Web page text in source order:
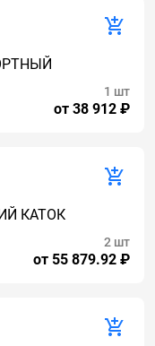
от 38 912 ₽
1 шт
КАТОК
от 55 879.92 ₽
2 шт